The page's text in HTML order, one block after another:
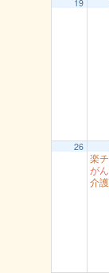
19
26
楽
が
介